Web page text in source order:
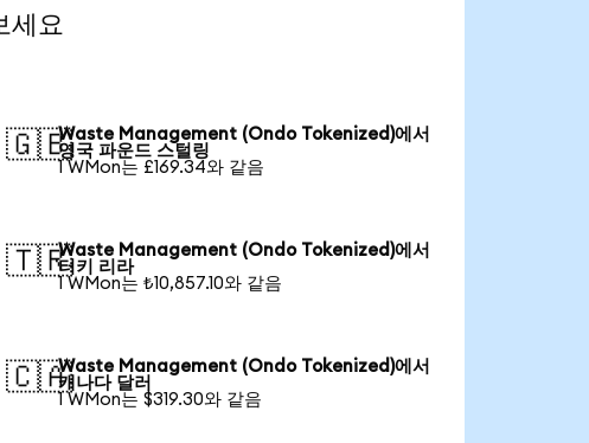
요
🇬🇧Waste Management (Ondo Tokenized)에서
영국 파운드 스털링
1 WMon는 £169.34와 같음
🇹🇷Waste Management (Ondo Tokenized)에서
터키 리라
1 WMon는 ₺10,857.10와 같음
🇨🇦Waste Management (Ondo Tokenized)에서
캐나다 달러
1 WMon는 $319.30와 같음